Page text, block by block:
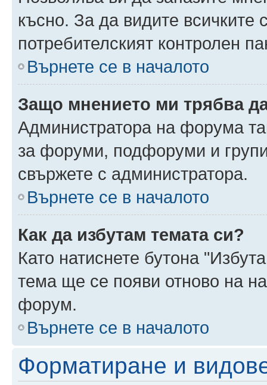
късно. За да видите всичките
потребителският контролен
Върнете се в началото
Защо мнението ми трябва
Администратора на форума
за форуми, подфоруми и
свържете с администратора.
Върнете се в началото
Как да избутам темата си?
Като натиснете бутона
тема ще се появи отново на
форум.
Върнете се в началото
Форматиране и